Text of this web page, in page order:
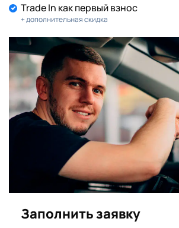
Trade In как первый взнос
+ дополнительная скидка
Заполнить заявку